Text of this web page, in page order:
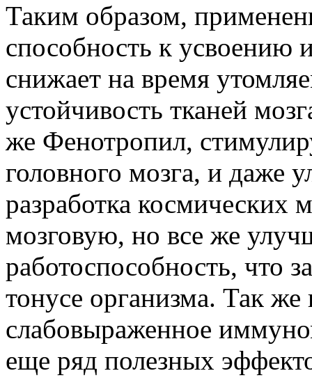
Таким образом,
способность к усвоению
снижает на время
устойчивость тканей
же Фенотропил,
головного мозга, и даже
разработка космических
мозговую, но все же
работоспособность, что
тонусе организма. Так же
слабовыраженное
еще ряд полезных